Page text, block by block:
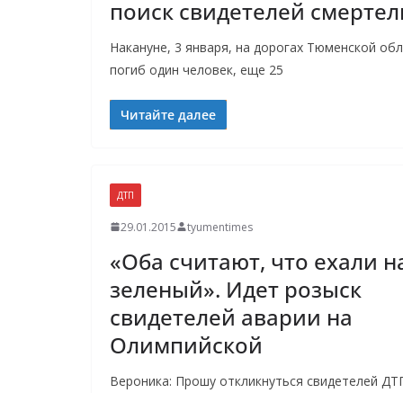
поиск свидетелей
Накануне, 3 января, на дорогах Тюменской
погиб один человек, еще 25
Читайте далее
ДТП
29.01.2015 tyumentimes
«Оба считают, что ехали
зеленый». Идет розыск
свидетелей аварии на
Олимпийской
Вероника: Прошу откликнуться свидетелей